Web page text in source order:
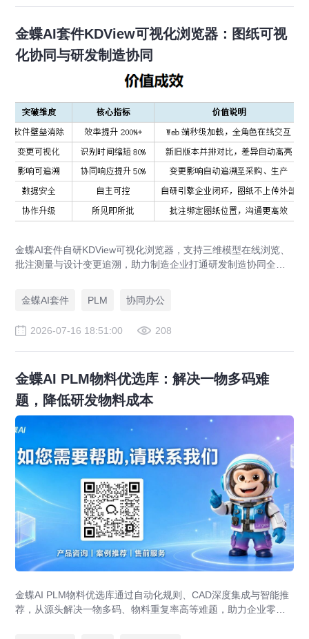
金蝶AI套件KDView可视化浏览器：图纸可视
化协同与研发制造协同
金蝶AI套件自研KDView可视化浏览器，支持三维模型在线浏览、
批注测量与设计变更追溯，助力制造企业打通研发制造协同全链
金蝶AI套件
PLM 协同办公
2026-07-16 18:51:00 208
金蝶AI PLM物料优选库：解决一物多码难
题，降低研发物料成本
金蝶AI PLM物料优选库通过自动化规则、CAD深度集成与智能推
荐，从源头解决一物多码、物料重复率高等难题，助力企业零部